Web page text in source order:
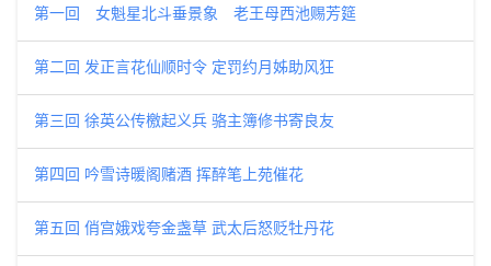
第一回 女魁星北斗垂景象 老王母西池赐芳筵
第二回 发正言花仙顺时令 定罚约月姊助风狂
第三回 徐英公传檄起义兵 骆主簿修书寄良友
第四回 吟雪诗暖阁赌酒 挥醉笔上苑催花
第五回 俏宫娥戏夸金盏草 武太后怒贬牡丹花